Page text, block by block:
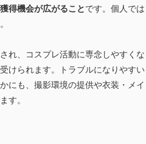
得機会が広がることです。個人では
れ、コスプレ活動に専念しやすくな
けられます。トラブルになりやすい
にも、撮影環境の提供や衣装・メイ
す。